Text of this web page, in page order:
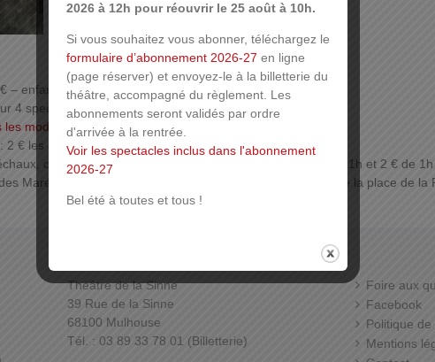
– enfant : 9 €
4 spectacles : adulte : 40 € – enfant : 32 €
les modalités de réservation
€ les 4h,
ouvert tous les jours 24h sur 24h. Forfait 1 € de 19h à 1h et 2 € de 1h
Maréchaux », la sortie du parking s’effectue à proximité de la place de la
Théâtre de la Sinne
39 Rue de la Sinne
68100 Mulhouse
Tél. : 03 89 33 78 01 (Billetterie)
Foire aux
Facebook
Politique
Mentions
2026 à 12h pour réouvrir le 25 août à 10h.
Si vous souhaitez vous abonner, téléchargez le
formulaire d’abonnement 2026-27 en ligne
(page réserver) et envoyez-le à la billetterie du
théâtre, accompagné du règlement. Les
abonnements seront validés par ordre
d'arrivée à la rentrée.
Voir les spectacles inclus dans l'abonnement
2026-27
Bel été à toutes et tous !